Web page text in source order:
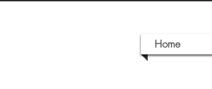
Home